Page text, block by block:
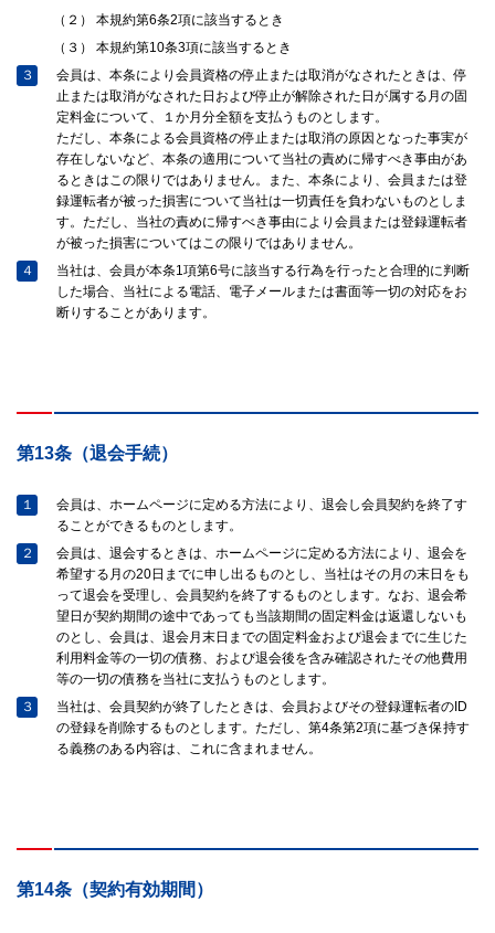
（２）
本規約第6条2項に該当するとき
（３）
本規約第10条3項に該当するとき
３
会員は、本条により会員資格の停止または取消がなされたときは、停
止または取消がなされた日および停止が解除された日が属する月の固
定料金について、１か月分全額を支払うものとします。
ただし、本条による会員資格の停止または取消の原因となった事実が
存在しないなど、本条の適用について当社の責めに帰すべき事由があ
るときはこの限りではありません。また、本条により、会員または登
録運転者が被った損害について当社は一切責任を負わないものとしま
す。ただし、当社の責めに帰すべき事由により会員または登録運転者
が被った損害についてはこの限りではありません。
４
当社は、会員が本条1項第6号に該当する行為を行ったと合理的に判断
した場合、当社による電話、電子メールまたは書面等一切の対応をお
断りすることがあります。
第13条（退会手続）
１
会員は、ホームページに定める方法により、退会し会員契約を終了す
ることができるものとします。
２
会員は、退会するときは、ホームページに定める方法により、退会を
希望する月の20日までに申し出るものとし、当社はその月の末日をも
って退会を受理し、会員契約を終了するものとします。なお、退会希
望日が契約期間の途中であっても当該期間の固定料金は返還しないも
のとし、会員は、退会月末日までの固定料金および退会までに生じた
利用料金等の一切の債務、および退会後を含み確認されたその他費用
等の一切の債務を当社に支払うものとします。
３
当社は、会員契約が終了したときは、会員およびその登録運転者のID
の登録を削除するものとします。ただし、第4条第2項に基づき保持す
る義務のある内容は、これに含まれません。
第14条（契約有効期間）